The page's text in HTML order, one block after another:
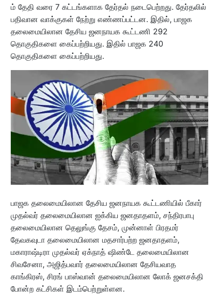
ம் தேதி வரை 7 கட்டங்களாக தேர்தல் நடைபெற்றது. தேர்தலில்
பதிவான வாக்குகள் நேற்று எண்ணப்பட்டன. இதில், பாஜக
தலைமையிலான தேசிய ஜனநாயக கூட்டணி 292
தொகுதிகளை கைப்பற்றியது. இதில் பாஜக 240
தொகுதிகளை கைப்பற்றியது.
பாஜக தலைமையிலான தேசிய ஜனநாயக கூட்டணியில் பீகார்
முதல்வர் தலைமையிலான ஐக்கிய ஜனதாதளம், சந்திரபாபு
தலைமையிலான தெலுங்கு தேசம், முன்னாள் பிரதமர்
தேவகவுடா தலைமையிலான மதசார்பற்ற ஜனதாதளம்,
மகாராஷ்டிரா முதல்வர் ஏக்நாத் ஷிண்டே தலைமையிலான
சிவசேனா, அஜித்பவார் தலைமையிலான தேசியவாத
காங்கிரஸ், சிரங் பாஸ்வான் தலைமையிலான லோக் ஜனசக்தி
போன்ற கட்சிகள் இடம்பெற்றுள்ளன.